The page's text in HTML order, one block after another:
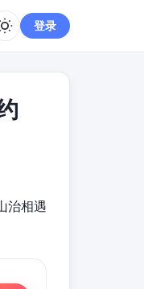
登录
治相遇